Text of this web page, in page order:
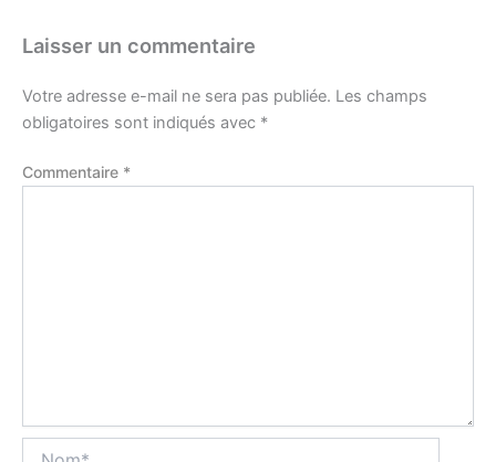
Laisser un commentaire
Votre adresse e-mail ne sera pas publiée. Les champs
obligatoires sont indiqués avec *
Commentaire *